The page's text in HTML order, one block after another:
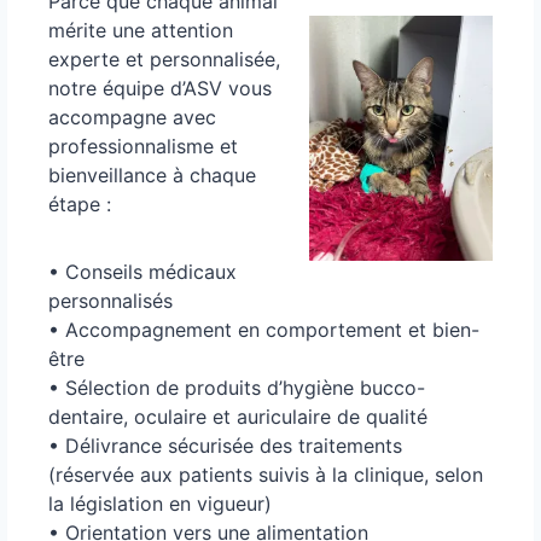
mérite une attention
experte et personnalisée,
notre équipe d’ASV vous
accompagne avec
professionnalisme et
bienveillance à chaque
étape :
• Conseils médicaux
personnalisés
• Accompagnement en comportement et bien-
être
• Sélection de produits d’hygiène bucco-
dentaire,oculaire et auriculaire de qualité
• Délivrance sécurisée des traitements
(réservée aux patients suivis à la clinique, selon
la législation en vigueur)
• Orientation vers une alimentation